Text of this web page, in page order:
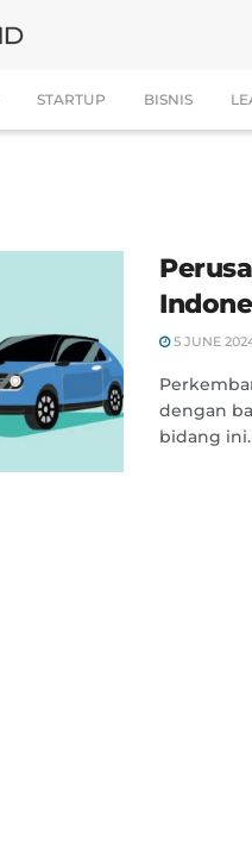
STARTUP BISNIS
5 JUNE
dengan
bidang